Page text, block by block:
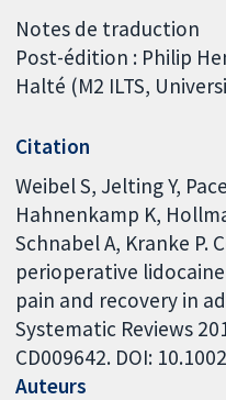
Notes de traduction
Post-édition : Philip
Halté (M2 ILTS,
Citation
Weibel S, Jelting Y,
Hahnenkamp K,
Schnabel A, Kranke P.
perioperative
pain and recovery in
Systematic Reviews
CD009642. DOI:
Auteurs